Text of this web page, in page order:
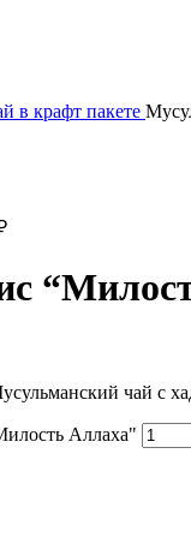
в крафт пакете
чай с
Аллаха"